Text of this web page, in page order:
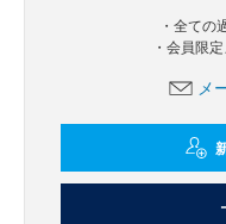
・全ての
・会員限
メ